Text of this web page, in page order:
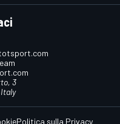
3
Politica sulla Privacy